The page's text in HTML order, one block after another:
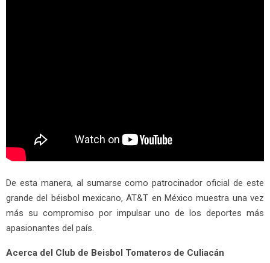
De esta manera, al sumarse como patrocinador oficial de este
grande del béisbol mexicano, AT&T en México muestra una vez
más su compromiso por impulsar uno de los deportes más
apasionantes del país.
Acerca del Club de Beisbol Tomateros de Culiacán